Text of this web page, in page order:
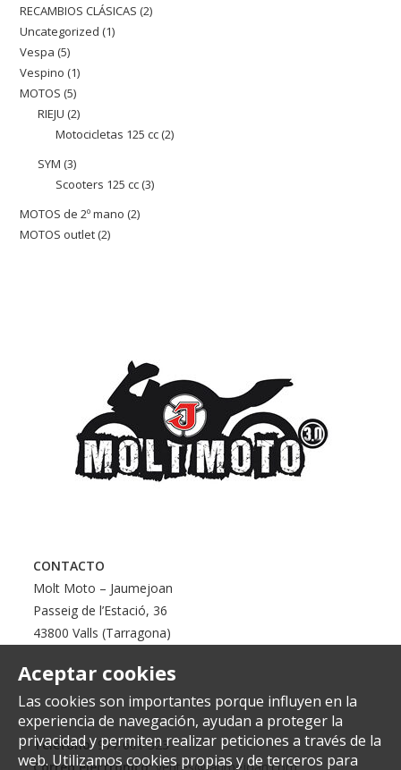
productos
RECAMBIOS CLÁSICAS 22
Uncategorized 11
Vespa 55
productos
Vespino 11
MOTOS 55
productos
RIEJU 22
productos
Motocicletas 125 cc 22
SYM 33
productos
Scooters 125 cc 33
MOTOS de 2º mano 22
MOTOS outlet 22
Aceptar cookies
Las cookies son importantes porque influyen en la
experiencia de navegación, ayudan a proteger la
privacidad y permiten realizar peticiones a través de la
web. Utilizamos cookies propias y de terceros para
CONTACTO
Molt Moto – Jaumejoan
Passeig de l’Estació, 36
43800 Valls (Tarragona)
Teléfono:977 601 323
Correo electrónico: ventes@jaumejoan.com